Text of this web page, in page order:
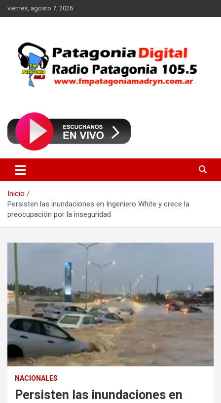
Saltar
al
viernes, agosto 7, 2026
FM Patagonia Madryn
Inicio
Persisten las inundaciones en Ingeniero White y crece la
preocupación por la inseguridad
NACIONALES
Persisten las inundaciones en